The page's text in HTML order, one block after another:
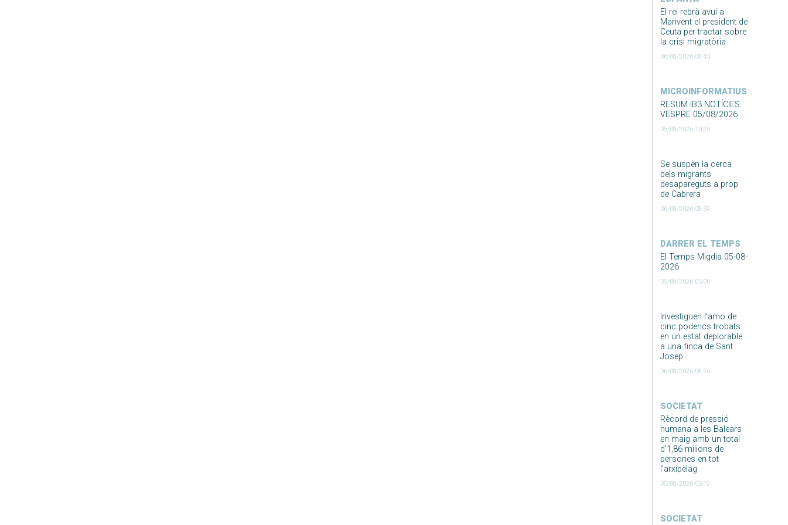
El rei rebrà avui a
Marivent el president de
Ceuta per tractar sobre
la crisi migratòria
06/08/2026 08:43
MICROINFORMATIUS
RESUM IB3 NOTÍCIES
VESPRE 05/08/2026
05/08/2026 10:20
Se suspèn la cerca
dels migrants
desapareguts a prop
de Cabrera
06/08/2026 08:39
DARRER EL TEMPS
El Temps Migdia 05-08-
2026
05/08/2026 05:00
Investiguen l’amo de
cinc podencs trobats
en un estat deplorable
a una finca de Sant
Josep
06/08/2026 08:26
SOCIETAT
Rècord de pressió
humana a les Balears
en maig amb un total
d’1,86 milions de
persones en tot
l’arxipèlag
05/08/2026 05:19
SOCIETAT